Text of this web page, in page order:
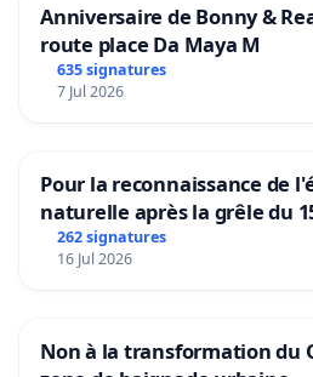
Anniversaire de Bonny &
route place Da Maya M
635 signatures
7 Jul 2026
Pour la reconnaissance de
naturelle après la grêle du
Aubenas et ses alentours
262 signatures
16 Jul 2026
Non à la transformation du